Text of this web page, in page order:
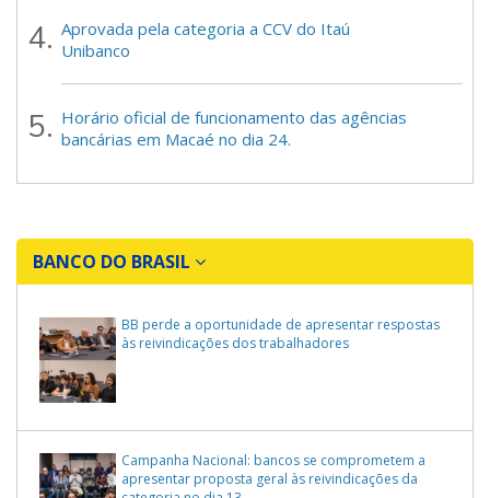
Aprovada pela categoria a CCV do Itaú
Unibanco
Horário oficial de funcionamento das agências
bancárias em Macaé no dia 24.
BANCO DO BRASIL
BB perde a oportunidade de apresentar respostas
às reivindicações dos trabalhadores
Campanha Nacional: bancos se comprometem a
apresentar proposta geral às reivindicações da